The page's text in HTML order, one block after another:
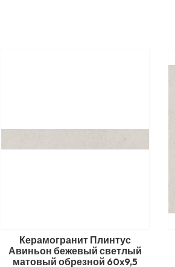
Керамогранит Плинтус
Авиньон бежевый светлый
матовый обрезной 60x9,5